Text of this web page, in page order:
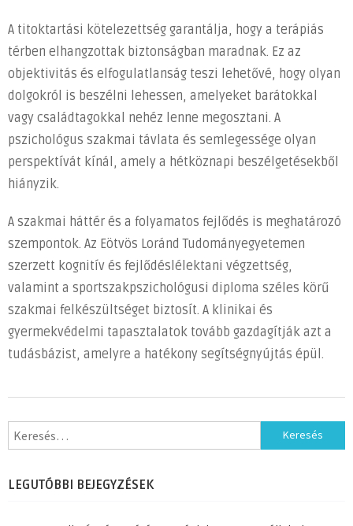
A titoktartási kötelezettség garantálja, hogy a terápiás
térben elhangzottak biztonságban maradnak. Ez az
objektivitás és elfogulatlanság teszi lehetővé, hogy olyan
dolgokról is beszélni lehessen, amelyeket barátokkal
vagy családtagokkal nehéz lenne megosztani. A
pszichológus szakmai távlata és semlegessége olyan
perspektívát kínál, amely a hétköznapi beszélgetésekből
hiányzik.
A szakmai háttér és a folyamatos fejlődés is meghatározó
szempontok. Az Eötvös Loránd Tudományegyetemen
szerzett kognitív és fejlődéslélektani végzettség,
valamint a sportszakpszichológusi diploma széles körű
szakmai felkészültséget biztosít. A klinikai és
gyermekvédelmi tapasztalatok tovább gazdagítják azt a
tudásbázist, amelyre a hatékony segítségnyújtás épül.
Keresés:
LEGUTÓBBI BEJEGYZÉSEK